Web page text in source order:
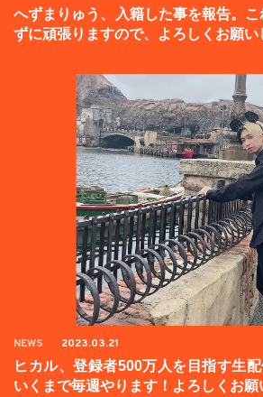
へずまりゅう、入籍した事を報告。
ずに頑張りますので、よろしくお願い
NEWS 2023.03.21
ヒカル、登録者500万人を目指す生
いくまで毎週やります！よろしくお願